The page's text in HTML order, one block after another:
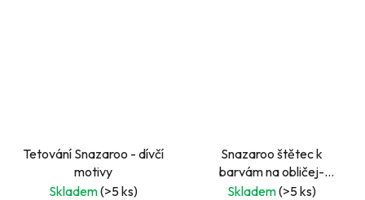
Tetování Snazaroo - dívčí
motivy
Skladem(>5 ks)
Snazaroo štětec k
barvám na obličej-
plochý
Skladem(>5 ks)